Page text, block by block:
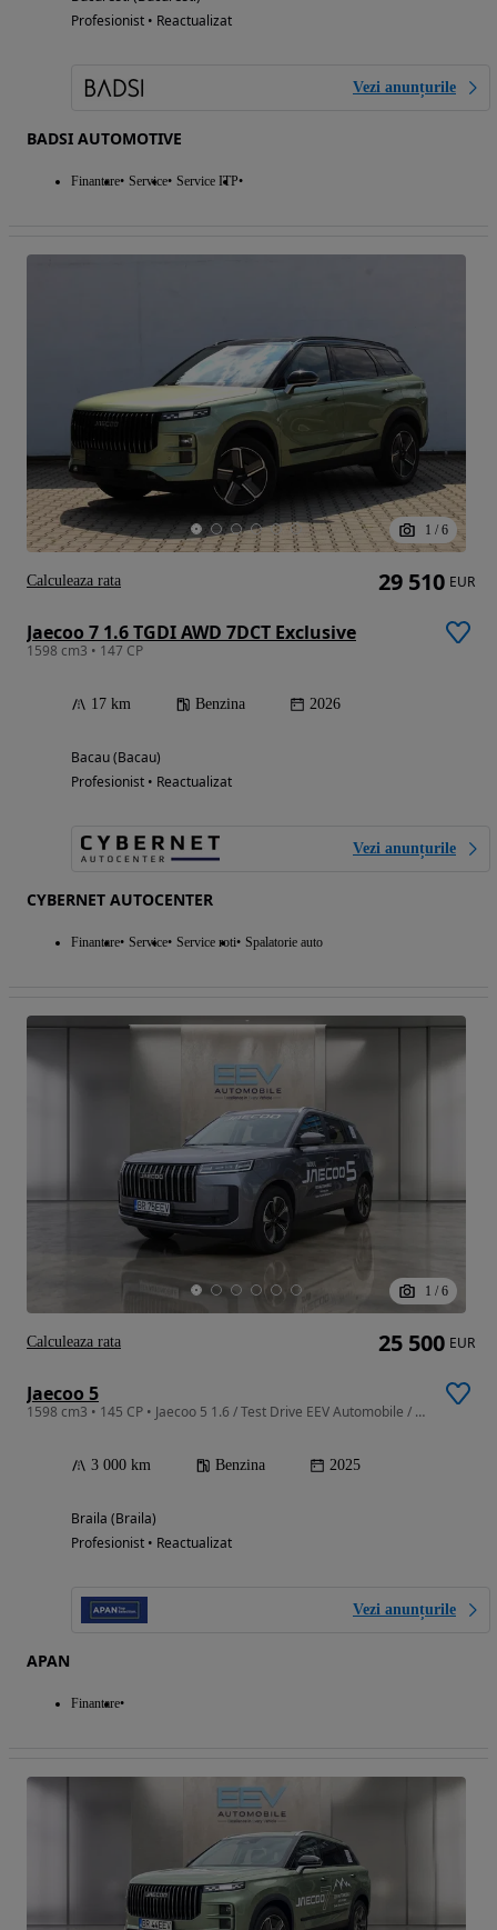
Profesionist • Reactualizat
Vezi anunțurile
BADSI AUTOMOTIVE
Finantare Service Service ITP
1 / 6
Jaecoo 7 1.6 TGDI AWD 7DCT Exclusive
1598 cm3 • 147 CP
17 km Benzina 2026
Bacau (Bacau)
Profesionist • Reactualizat
Vezi anunțurile
CYBERNET AUTOCENTER
Finantare Service Service roti Spalatorie auto
29 510 EUR
Calculeaza rata
1 / 6
Jaecoo 5
1598 cm3 • 145 CP • Jaecoo 5 1.6 / Test Drive EEV Automobile / Rulaj 2.000 km / Garanție 7
3 000 km Benzina 2025
Braila (Braila)
Profesionist • Reactualizat
Vezi anunțurile
APAN
Finantare
25 500 EUR
Calculeaza rata